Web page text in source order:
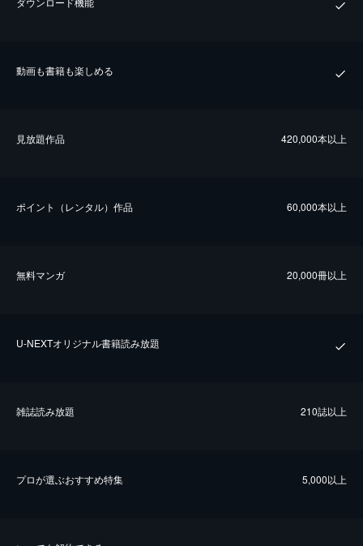
動画も書籍も楽しめる
⾒放題作品 420,000本以上
ポイント（レンタル）作品 60,000本以上
無料マンガ 20,000冊以上
U-NEXTオリジナル書籍読み放題
雑誌読み放題 210誌以上
プロが選ぶおすすめ特集 5,000以上